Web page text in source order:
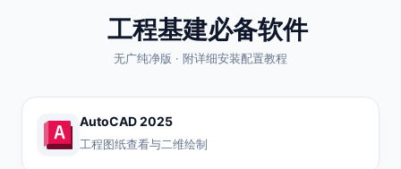
工程基建必备软件
无广纯净版 · 附详细安装配置教程
AutoCAD 2025
工程图纸查看与二维绘制